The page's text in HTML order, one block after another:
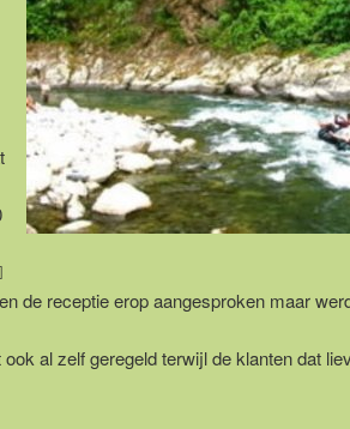
de receptie erop aangesproken maar
al zelf geregeld terwijl de klanten dat